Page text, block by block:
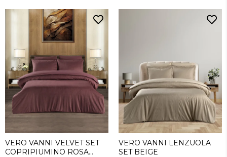
VERO VANNI VELVET SET
COPRIPIUMINO ROSA
VERO VANNI LENZUOLA
SET BEIGE